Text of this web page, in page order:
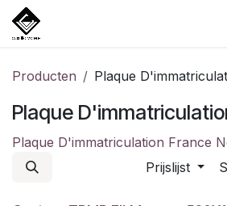
Overslaan naar inhoud
Producten Plaque
Plaque
Plaque D'immatriculation France
Prijslijst